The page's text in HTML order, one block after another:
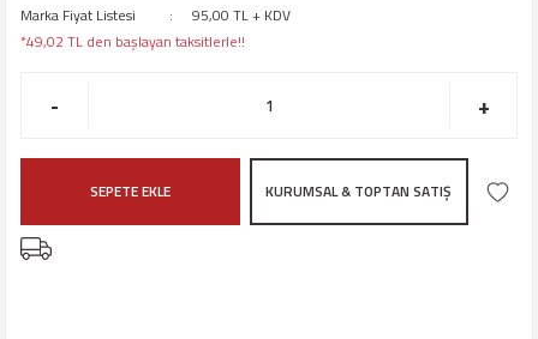
Marka Fiyat Listesi
95,00 TL + KDV
*49,02 TL den başlayan taksitlerle!!
- +
SEPETE EKLE KURUMSAL & TOPTAN SATIŞ